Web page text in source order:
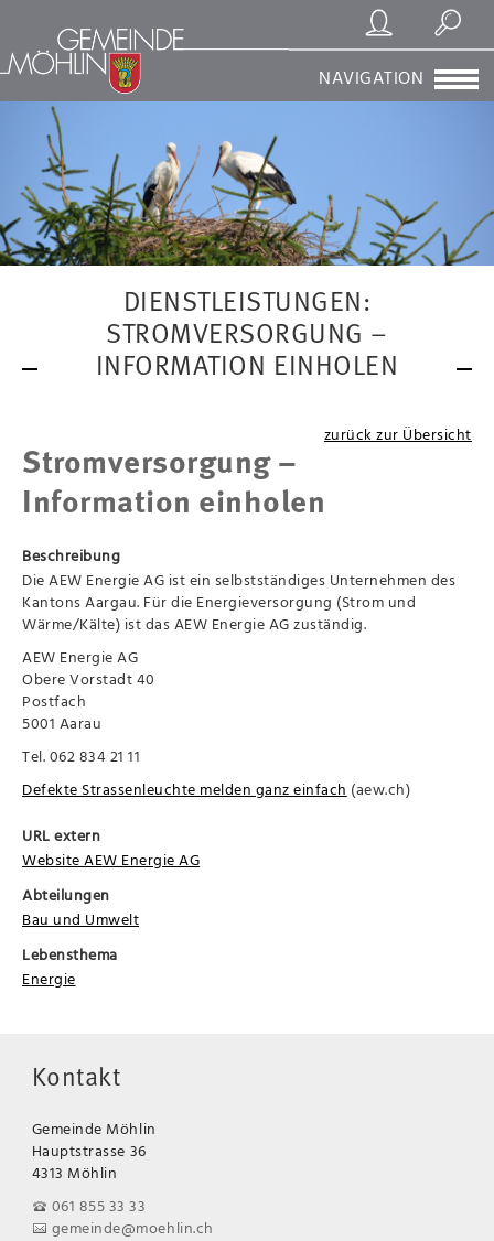
Registrierung/Login
Suchen
NAVIGATION
DIENSTLEISTUNGEN:
STROMVERSORGUNG –
INFORMATION EINHOLEN
zurück zur Übersicht
Stromversorgung –
Information einholen
Beschreibung
Die AEW Energie AG ist ein selbstständiges Unternehmen des
Kantons Aargau. Für die Energieversorgung (Strom und
Wärme/Kälte) ist das AEW Energie AG zuständig.
AEW Energie AG
Obere Vorstadt 40
Postfach
5001 Aarau
Tel. 062 834 21 11
Defekte Strassenleuchte melden ganz einfach (aew.ch)
URL extern
Website AEW Energie AG
Abteilungen
Bau und Umwelt
Lebensthema
Energie
Kontakt
Gemeinde Möhlin
Hauptstrasse 36
4313 Möhlin
061 855 33 33
gemeinde@moehlin.ch